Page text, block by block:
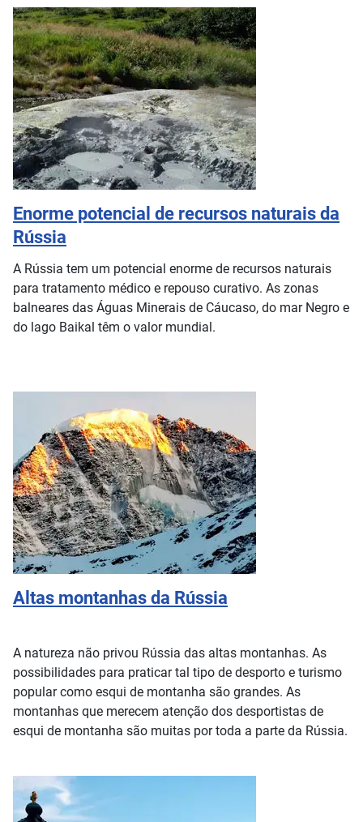
Enorme potencial de recursos naturais da
Rússia
A Rússia tem um potencial enorme de recursos naturais
para tratamento médico e repouso curativo. As zonas
balneares das Águas Minerais de Cáucaso, do mar Negro e
do lago Baikal têm o valor mundial.
Altas montanhas da Rússia
A natureza não privou Rússia das altas montanhas. As
possibilidades para praticar tal tipo de desporto e turismo
popular como esqui de montanha são grandes. As
montanhas que merecem atenção dos desportistas de
esqui de montanha são muitas por toda a parte da Rússia.